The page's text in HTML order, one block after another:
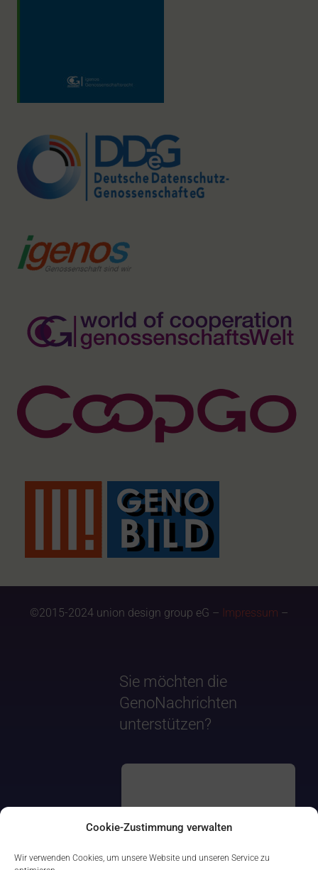
Cookie-Zustimmung verwalten
Wir verwenden Cookies, um unsere Website und unseren Service zu
©2015-2024 union design group eG – Impressum –
Sie möchten die
GenoNachrichten
unterstützen?